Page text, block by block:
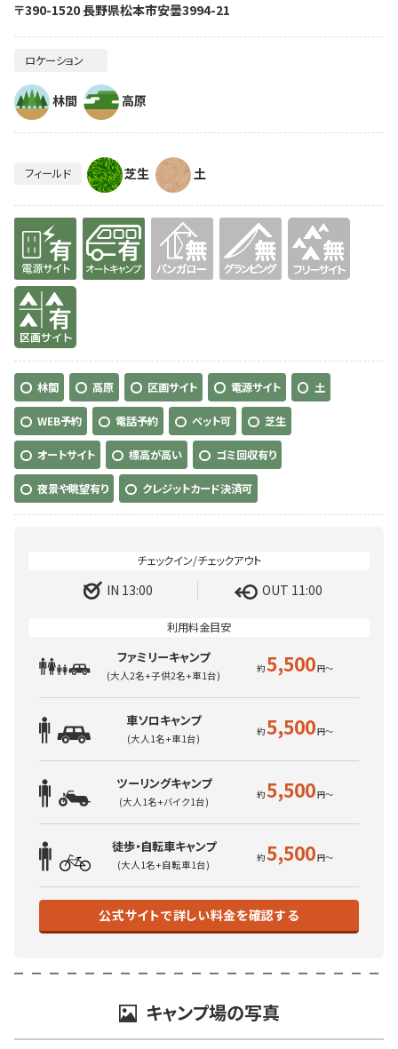
〒390-1520 長野県松本市安曇3994-21
ロケーション
林間 高原
フィールド 芝生 土
有り 有り
有り
林間 高原 区画サイト 電源サイト 土
WEB予約 電話予約 ペット可 芝生
オートサイト 標高が高い ゴミ回収有り
夜景や眺望有り クレジットカード決済可
IN 13:00 OUT 11:00
ファミリーキャンプ
(大人2名+子供2名+車1台) 5,500
車ソロキャンプ
(大人1名+車1台) 5,500
ツーリングキャンプ
(大人1名+バイク1台) 5,500
徒歩・自転車キャンプ
(大人1名+自転車1台) 5,500
公式サイトで詳しい料金を確認する
キャンプ場の写真